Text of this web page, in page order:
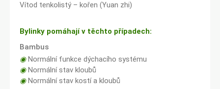
Vítod tenkolistý – kořen (Yuan zhi)
Bylinky pomáhají v těchto případech:
Bambus
◉Normální funkce dýchacího systému
◉Normální stav kloubů
◉Normální stav kostí a kloubů